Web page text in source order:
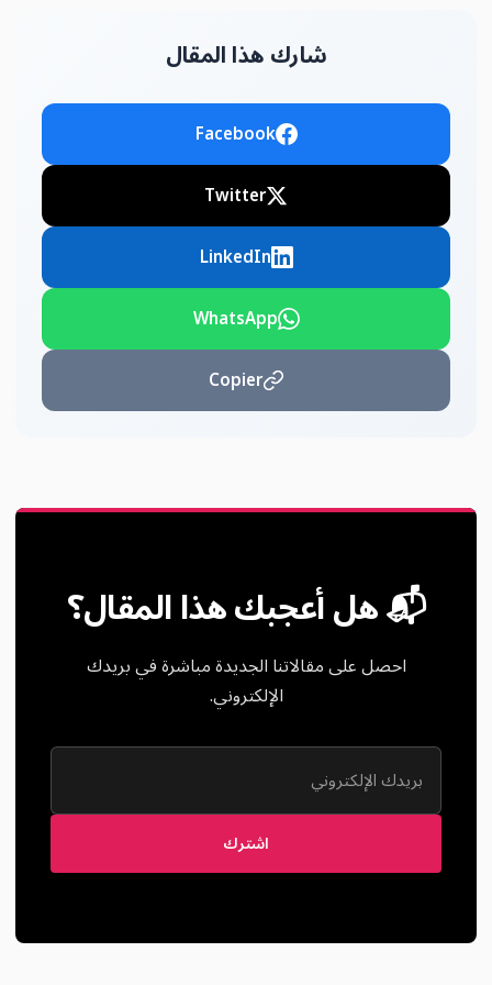
شارك هذا المقال
Facebook
Twitter
LinkedIn
WhatsApp
Copier
📬 هل أعجبك هذا المقال؟
احصل على مقالاتنا الجديدة مباشرة في بريدك
الإلكتروني.
اشترك